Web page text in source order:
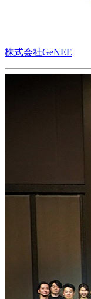
株式会社GeNEE